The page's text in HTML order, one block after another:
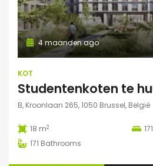
4 maanden ago
KOT
B, Kroonlaan 265, 1050 Brussel, België
18 m2 171
171 Bathrooms